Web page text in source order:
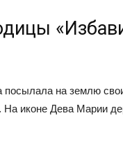
на землю
На иконе Дева Марии